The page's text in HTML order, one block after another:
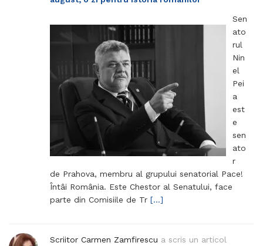
Sen
ato
rul
Nin
el
Pei
a
est
e
sen
ato
r
de Prahova, membru al grupului senatorial Pace!
Întâi România. Este Chestor al Senatului, face
parte din Comisiile de Tr […]
Scriitor Carmen Zamfirescu a scris un articol